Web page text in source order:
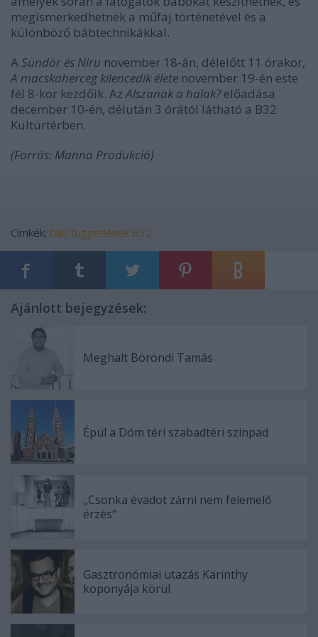
megismerkedhetnek a műfaj történetével és a
különböző bábtechnikákkal.
A Sündör és Niru november 18-án, délelőtt 11 órakor,
A macskaherceg kilencedik élete november 19-én este
fél 8-kor kezdőik. AzAlszanak a halak?előadása
december 10-én, délután 3 órától látható a B32
Kultúrtérben.
(Forrás: Manna Produkció)
Címkék: báb függetlenek B32
Ajánlott bejegyzések:
Meghalt Böröndi Tamás
Épül a Dóm téri szabadtéri színpad
„Csonka évadot zárni nem felemelő
érzés"
Gasztronómiai utazás Karinthy
koponyája körül